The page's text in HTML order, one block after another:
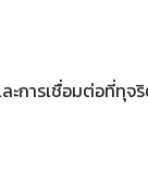
ะการเชื่อมต่อที่ทุจ